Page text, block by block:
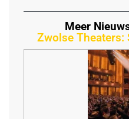
Meer
Zwolse Theaters: